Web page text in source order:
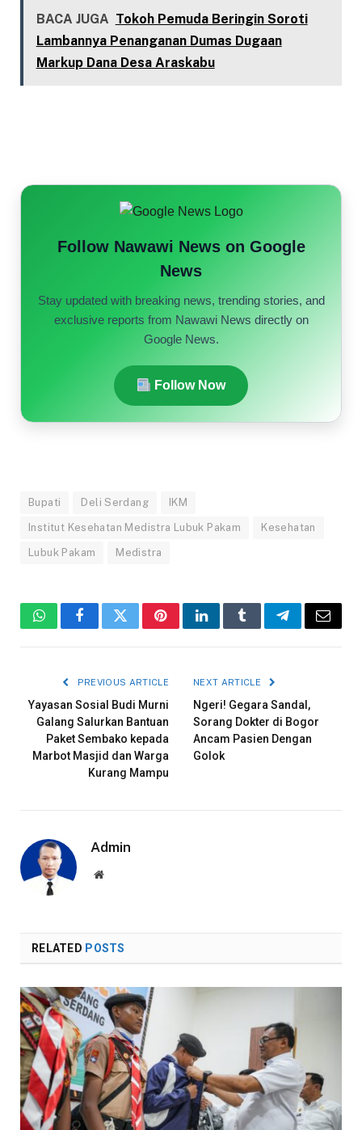
BACA JUGA Tokoh Pemuda Beringin Soroti
Lambannya Penanganan Dumas Dugaan
Markup Dana Desa Araskabu
Follow Nawawi News on Google
News
Stay updated with breaking news, trending stories, and
exclusive reports from Nawawi News directly on
Google News.
Follow Now
Bupati Deli Serdang IKM
Institut Kesehatan Medistra Lubuk Pakam Kesehatan
Lubuk Pakam Medistra
WhatsAppFacebookTwitterPinterestLinkedInTumblrTelegramEmail
PREVIOUS ARTICLE
Yayasan Sosial Budi Murni
Galang Salurkan Bantuan
Paket Sembako kepada
Marbot Masjid dan Warga
Kurang Mampu
NEXT ARTICLE
Ngeri! Gegara Sandal,
Sorang Dokter di Bogor
Ancam Pasien Dengan
Golok
Admin
Website
RELATED POSTS